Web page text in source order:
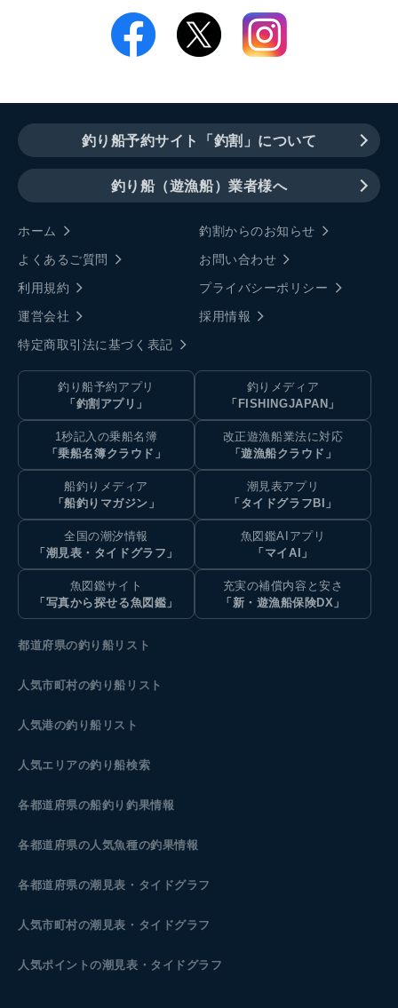
釣り船予約サイト「釣割」について
釣り船（遊漁船）業者様へ
ホーム
釣割からのお知らせ
よくあるご質問
お問い合わせ
利用規約
プライバシーポリシー
運営会社
採用情報
特定商取引法に基づく表記
釣り船予約アプリ
「釣割アプリ」
釣りメディア
「FISHINGJAPAN」
1秒記入の乗船名簿
「乗船名簿クラウド」
改正遊漁船業法に対応
「遊漁船クラウド」
船釣りメディア
「船釣りマガジン」
潮見表アプリ
「タイドグラフBI」
全国の潮汐情報
「潮見表・タイドグラフ」
魚図鑑AIアプリ
「マイAI」
魚図鑑サイト
「写真から探せる魚図鑑」
充実の補償内容と安さ
「新・遊漁船保険DX」
都道府県の釣り船リスト
人気市町村の釣り船リスト
人気港の釣り船リスト
人気エリアの釣り船検索
各都道府県の船釣り釣果情報
各都道府県の人気魚種の釣果情報
各都道府県の潮見表 ・タイドグラフ
人気市町村の潮見表・タイドグラフ
人気ポイントの潮見表・タイドグラフ